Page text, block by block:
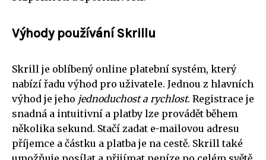
Výhody používání Skrillu
Skrill je oblíbený online platební systém, který
nabízí řadu výhod pro uživatele. Jednou z hlavních
výhod je jeho jednoduchost a rychlost. Registrace je
snadná a intuitivní a platby lze provádět během
několika sekund. Stačí zadat e-mailovou adresu
příjemce a částku a platba je na cestě. Skrill také